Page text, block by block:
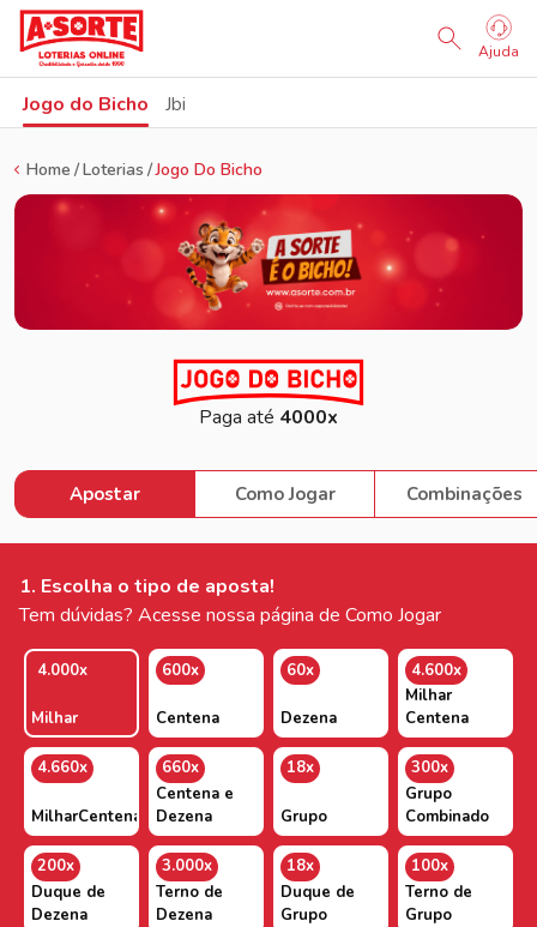
Ajuda
Jogo do Bicho Jbi
Home Loterias Jogo Do Bicho
Paga até 4000x
Apostar Como Jogar Combinações
1. Escolha o tipo de aposta!
Tem dúvidas? Acesse nossa página de Como Jogar
4.000x
Milhar
600x
Centena
60x
Dezena
4.600x
Milhar
Centena
4.660x
MilharCentenaDezena
660x
Centena e
Dezena
18x
Grupo
300x
Grupo
Combinado
200x
Duque de
Dezena
3.000x
Terno de
Dezena
18x
Duque de
Grupo
100x
Terno de
Grupo